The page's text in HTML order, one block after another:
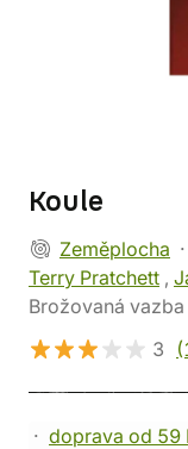
Koule
Zeměplocha
Terry Pratchett ,
Brožovaná vazba
3
doprava od 59